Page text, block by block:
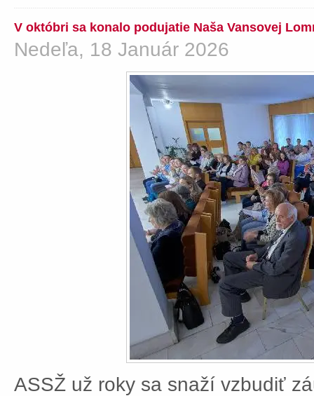
V októbri sa konalo podujatie Naša Vansovej
Nedeľa, 18 Január 2026
ASSŽ už roky sa snaží vzbudiť